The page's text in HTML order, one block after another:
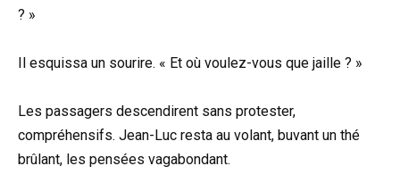
? »
Il esquissa un sourire. « Et où voulez-vous que jaille ? »
Les passagers descendirent sans protester,
compréhensifs. Jean-Luc resta au volant, buvant un thé
brûlant, les pensées vagabondant.